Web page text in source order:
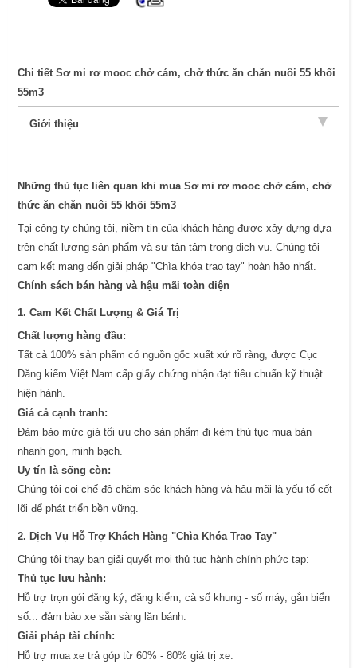
Chi tiết Sơ mi rơ mooc chở cám, chở thức ăn chăn nuôi 55 khối
55m3
Giới thiệu
Những thủ tục liên quan khi mua Sơ mi rơ mooc chở cám, chở
thức ăn chăn nuôi 55 khối 55m3
Tại công ty chúng tôi, niềm tin của khách hàng được xây dựng dựa
trên chất lượng sản phẩm và sự tận tâm trong dịch vụ. Chúng tôi
cam kết mang đến giải pháp "Chìa khóa trao tay" hoàn hảo nhất.
Chính sách bán hàng và hậu mãi toàn diện
1. Cam Kết Chất Lượng & Giá Trị
Chất lượng hàng đầu:
Tất cả 100% sản phẩm có nguồn gốc xuất xứ rõ ràng, được Cục
Đăng kiểm Việt Nam cấp giấy chứng nhận đạt tiêu chuẩn kỹ thuật
hiện hành.
Giá cả cạnh tranh:
Đảm bảo mức giá tối ưu cho sản phẩm đi kèm thủ tục mua bán
nhanh gọn, minh bạch.
Uy tín là sống còn:
Chúng tôi coi chế độ chăm sóc khách hàng và hậu mãi là yếu tố cốt
lõi để phát triển bền vững.
2. Dịch Vụ Hỗ Trợ Khách Hàng "Chìa Khóa Trao Tay"
Chúng tôi thay bạn giải quyết mọi thủ tục hành chính phức tạp:
Thủ tục lưu hành:
Hỗ trợ trọn gói đăng ký, đăng kiểm, cà số khung - số máy, gắn biển
số... đảm bảo xe sẵn sàng lăn bánh.
Giải pháp tài chính:
Hỗ trợ mua xe trả góp từ 60% - 80% giá trị xe.